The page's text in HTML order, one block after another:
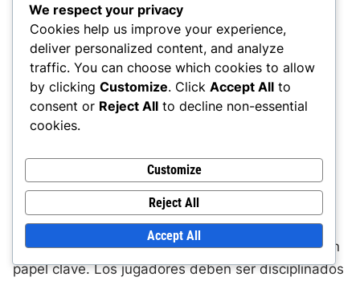
tiene el balón, los jugadores cercanos deben
posicionarse dentro de 5 a 10 yardas para
proporcionar apoyo mientras aseguran que no
estén demasiado cerca unos de otros, lo que
podría llevar a congestión.
Manteniendo la forma del equipo a través del
espaciado
Mantener la forma del equipo es esencial en la
formación 4-4-2, y un espaciado efectivo juega un
papel clave. Los jugadores deben ser disciplinados
We respect your privacy
Cookies help us improve your experience,
deliver personalized content, and analyze
traffic. You can choose which cookies to allow
by clicking Customize. Click Accept All to
consent or Reject All to decline non-essential
cookies.
Customize
Reject All
Accept All